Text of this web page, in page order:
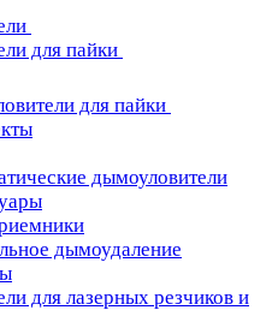
для пайки
для пайки
дымоуловители
дымоудаление
для лазерных резчиков и